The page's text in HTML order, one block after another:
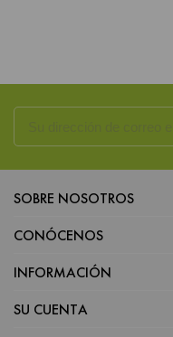
SOBRE NOSOTROS
CONÓCENOS
INFORMACIÓN
SU CUENTA